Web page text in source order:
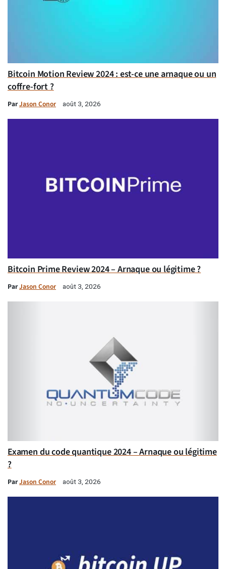
Bitcoin Motion Review 2024 : est-ce une arnaque ou un
coffre-fort ?
ParJason Conor août 3, 2026
Bitcoin Prime Review 2024 – Arnaque ou légitime ?
ParJason Conor août 3, 2026
Examen du code quantique 2024 – Arnaque ou légitime
?
ParJason Conor août 3, 2026